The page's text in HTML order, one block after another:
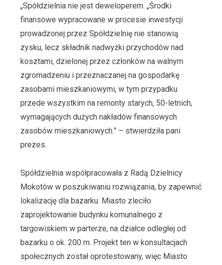
„Spółdzielnia nie jest deweloperem. „Środki
finansowe wypracowane w procesie inwestycji
prowadzonej przez Spółdzielnię nie stanowią
zysku, lecz składnik nadwyżki przychodów nad
kosztami, dzielonej przez członków na walnym
zgromadzeniu i przeznaczanej na gospodarkę
zasobami mieszkaniowymi, w tym przypadku
przede wszystkim na remonty starych, 50-letnich,
wymagających dużych nakładów finansowych
zasobów mieszkaniowych.” – stwierdziła pani
prezes.
Spółdzielnia współpracowała z Radą Dzielnicy
Mokotów w poszukiwaniu rozwiązania, by zapewnić
lokalizację dla bazarku. Miasto zleciło
zaprojektowanie budynku komunalnego z
targowiskiem w parterze, na działce odległej od
bazarku o ok. 200 m. Projekt ten w konsultacjach
społecznych został oprotestowany, więc Miasto